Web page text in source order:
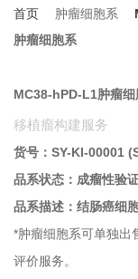
首页
肿瘤细胞系
肿瘤细胞系
MC38-hPD-L1肿瘤细
移植瘤构建服务
货号：SY-KI-00001
品系状态：成瘤性验
品系描述：结肠癌细
*肿瘤细胞系可单独出
评价服务。